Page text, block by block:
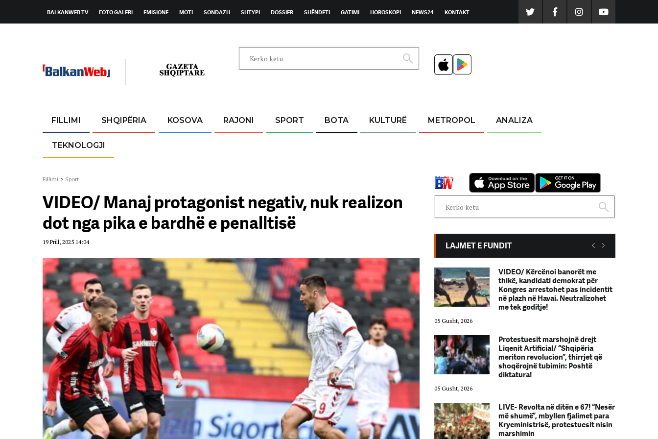
BALKANWEB TV FOTO GALERI EMISIONE MOTI SONDAZH SHTYPI DOSSIER SHËNDETI GATIMI HOROSKOPI NEWS24 KONTAKT
FILLIMI SHQIPËRIA KOSOVA RAJONI SPORT BOTA KULTURË METROPOL ANALIZA
TEKNOLOGJI
Fillimi > Sport
VIDEO/ Manaj protagonist negativ, nuk realizon
dot nga pika e bardhë e penalltisë
19 Prill, 2025 14:04 LAJMET E FUNDIT
VIDEO/ Kërcënoi banorët me
thikë, kandidati demokrat për
Kongres arrestohet pas incidentit
në plazh në Havai. Neutralizohet
me tek goditje!
05 Gusht, 2026
Protestuesit marshojnë drejt
Liqenit Artificial/ “Shqipëria
meriton revolucion”, thirrjet që
shoqërojnë tubimin: Poshtë
diktatura!
LIVE- Revolta në ditën e 67! “Nesër
më shumë”, mbyllen fjalimet para
Kryeministrisë, protestuesit nisin
marshimin
VIDEO/ Kërcënoi banorët me
thikë, kandidati demokrat për
Kongres arrestohet pas incidentit
në plazh në Havai. Neutralizohet
me tek goditje!
05 Gusht, 2026
Protestuesit marshojnë drejt
Liqenit Artificial/ “Shqipëria
meriton revolucion”, thirrjet që
shoqërojnë tubimin: Poshtë
diktatura!
05 Gusht, 2026
LIVE- Revolta në ditën e 67! “Nesër
më shumë”, mbyllen fjalimet para
Kryeministrisë, protestuesit nisin
marshimin